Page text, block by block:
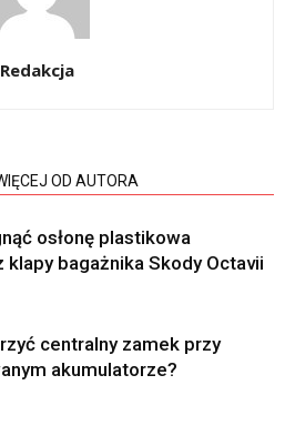
Redakcja
OD AUTORA
osłonę plastikowa
klapy bagażnika Skody Octavii
centralny zamek przy
akumulatorze?